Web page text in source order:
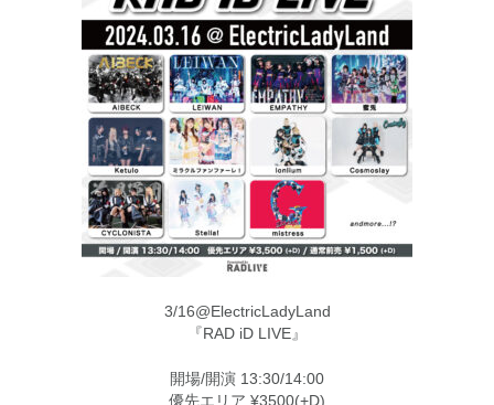
3/16@ElectricLadyLand
『RAD iD LIVE』
開場/開演 13:30/14:00
優先エリア ¥3500(+D)